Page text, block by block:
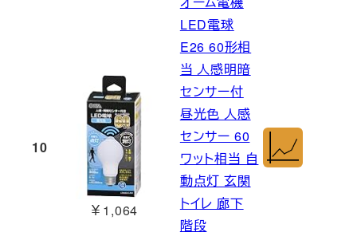
10
￥1,064
LED電球
E26 60形相
当 人感明暗
センサー付
昼光色 人感
センサー 60
ワット相当 自
動点灯 玄関
トイレ 廊下
階段